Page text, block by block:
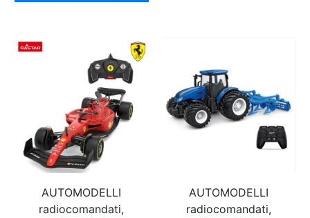
AUTOMODELLI
radiocomandati,
AUTOMODELLI
radiocomandati,